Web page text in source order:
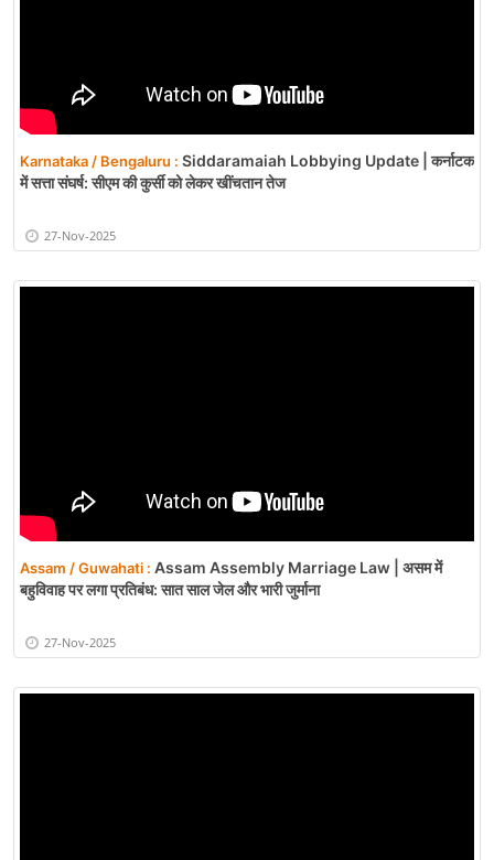
Karnataka / Bengaluru : Siddaramaiah Lobbying Update | कर्नाटक
में सत्ता संघर्ष: सीएम की कुर्सी को लेकर खींचतान तेज
27-Nov-2025
Assam / Guwahati : Assam Assembly Marriage Law | असम में
बहुविवाह पर लगा प्रतिबंध: सात साल जेल और भारी जुर्माना
27-Nov-2025